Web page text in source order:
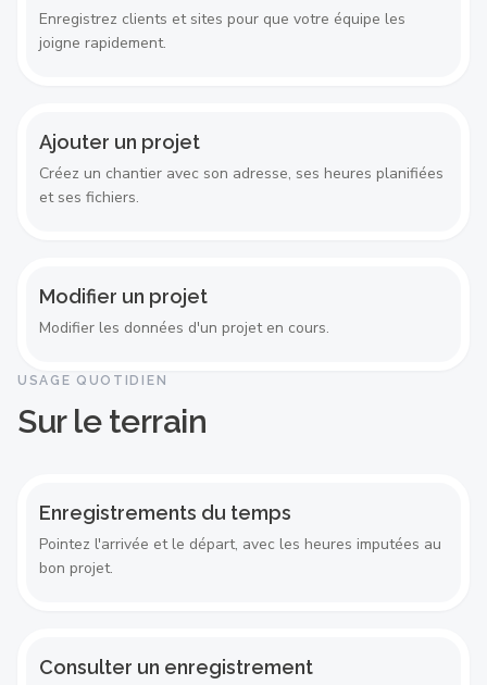
Enregistrez clients et sites pour que votre équipe les
joigne rapidement.
Ajouter un projet
Créez un chantier avec son adresse, ses heures planifiées
et ses fichiers.
Modifier un projet
Modifier les données d'un projet en cours.
USAGE QUOTIDIEN
Sur le terrain
Enregistrements du temps
Pointez l'arrivée et le départ, avec les heures imputées au
bon projet.
Consulter un enregistrement